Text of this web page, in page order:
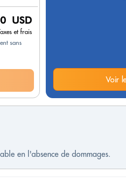
USD
et frais
sans
Voir
en l'absence de dommages.